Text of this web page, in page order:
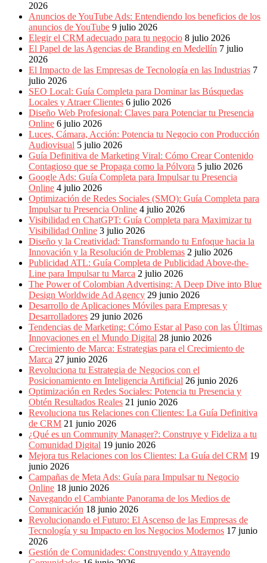
Eventos
Marketing,
Mercadotecnia,
Eventos
Publicitarios,
Colecciónes,
Marcas,
Insigns,
Radio,
Creatividad,
SEO,
Free
RRPP,
Comerciales,
Periodismo,
Revistas,
Magazines
BTL,
Periódicos
Producción
Gráfica
Colombia.
2026
Anuncios de YouTube Ads: Entendiendo los beneficios de los
anuncios de YouTube 9 julio 2026
Elegir el CRM adecuado para tu negocio 8 julio 2026
El Papel de las Agencias de Branding en Medellín 7 julio
2026
El Impacto de las Empresas de Tecnología en las Industrias 7
julio 2026
SEO Local: Guía Completa para Dominar las Búsquedas
Locales y Atraer Clientes 6 julio 2026
Diseño Web Profesional: Claves para Potenciar tu Presencia
Online 6 julio 2026
Luces, Cámara, Acción: Potencia tu Negocio con Producción
Audiovisual 5 julio 2026
Guía Definitiva de Marketing Viral: Cómo Crear Contenido
Contagioso que se Propaga como la Pólvora 5 julio 2026
Google Ads: Guía Completa para Impulsar tu Presencia
Online 4 julio 2026
Optimización de Redes Sociales (SMO): Guía Completa para
Impulsar tu Presencia Online 4 julio 2026
Visibilidad en ChatGPT: Guía Completa para Maximizar tu
Visibilidad Online 3 julio 2026
Diseño y la Creatividad: Transformando tu Enfoque hacia la
Innovación y la Resolución de Problemas 2 julio 2026
Publicidad ATL: Guía Completa de Publicidad Above-the-
Line para Impulsar tu Marca 2 julio 2026
The Power of Colombian Advertising: A Deep Dive into Blue
Design Worldwide Ad Agency 29 junio 2026
Desarrollo de Aplicaciones Móviles para Empresas y
Desarrolladores 29 junio 2026
Tendencias de Marketing: Cómo Estar al Paso con las Últimas
Innovaciones en el Mundo Digital 28 junio 2026
Crecimiento de Marca: Estrategias para el Crecimiento de
Marca 27 junio 2026
Revoluciona tu Estrategia de Negocios con el
Posicionamiento en Inteligencia Artificial 26 junio 2026
Optimización en Redes Sociales: Potencia tu Presencia y
Obtén Resultados Reales 21 junio 2026
Revoluciona tus Relaciones con Clientes: La Guía Definitiva
de CRM 21 junio 2026
¿Qué es un Community Manager?: Construye y Fideliza a tu
Comunidad Digital 19 junio 2026
Mejora tus Relaciones con los Clientes: La Guía del CRM 19
junio 2026
Campañas de Meta Ads: Guía para Impulsar tu Negocio
Online 18 junio 2026
Navegando el Cambiante Panorama de los Medios de
Comunicación 18 junio 2026
Revolucionando el Futuro: El Ascenso de las Empresas de
Tecnología y su Impacto en los Negocios Modernos 17 junio
2026
Gestión de Comunidades: Construyendo y Atrayendo